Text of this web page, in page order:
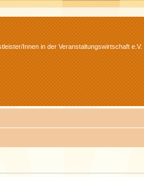
Innen in der Veranstaltungswirtschaft e.V.